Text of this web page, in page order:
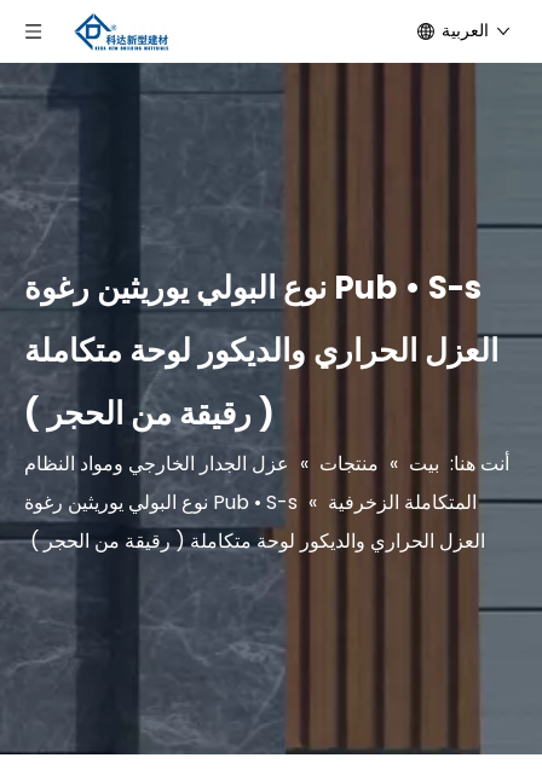
العربية
Pub • S-s نوع البولي يوريثين رغوة
العزل الحراري والديكور لوحة متكاملة
( رقيقة من الحجر )
أنت هنا: بيت » منتجات » عزل الجدار الخارجي ومواد النظام
المتكاملة الزخرفية »
Pub • S-s نوع البولي يوريثين رغوة
العزل الحراري والديكور لوحة متكاملة ( رقيقة من الحجر )